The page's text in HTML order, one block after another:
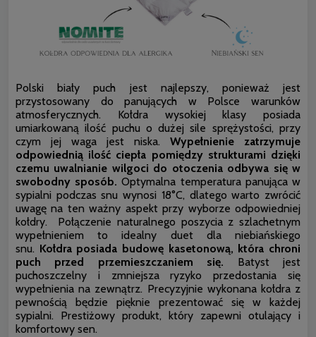
Polski biały puch jest najlepszy, ponieważ jest
przystosowany do panujących w Polsce warunków
atmosferycznych. Kołdra wysokiej klasy posiada
umiarkowaną ilość puchu o dużej sile sprężystości, przy
czym jej waga jest niska. Wypełnienie zatrzymuje
odpowiednią ilość ciepła pomiędzy strukturami dzięki
czemu uwalnianie wilgoci do otoczenia odbywa się w
swobodny sposób. Optymalna temperatura panująca w
sypialni podczas snu wynosi 18°C, dlatego warto zwrócić
uwagę na ten ważny aspekt przy wyborze odpowiedniej
kołdry. Połączenie naturalnego poszycia z szlachetnym
wypełnieniem to idealny duet dla niebiańskiego
snu. Kołdra posiada budowę kasetonową, która chroni
puch przed przemieszczaniem się. Batyst jest
puchoszczelny i zmniejsza ryzyko przedostania się
wypełnienia na zewnątrz. Precyzyjnie wykonana kołdra z
pewnością będzie pięknie prezentować się w każdej
sypialni. Prestiżowy produkt, który zapewni otulający i
komfortowy sen.